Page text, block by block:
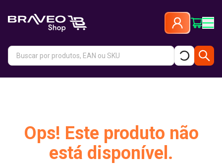
Ops! Este produto não
está disponível.